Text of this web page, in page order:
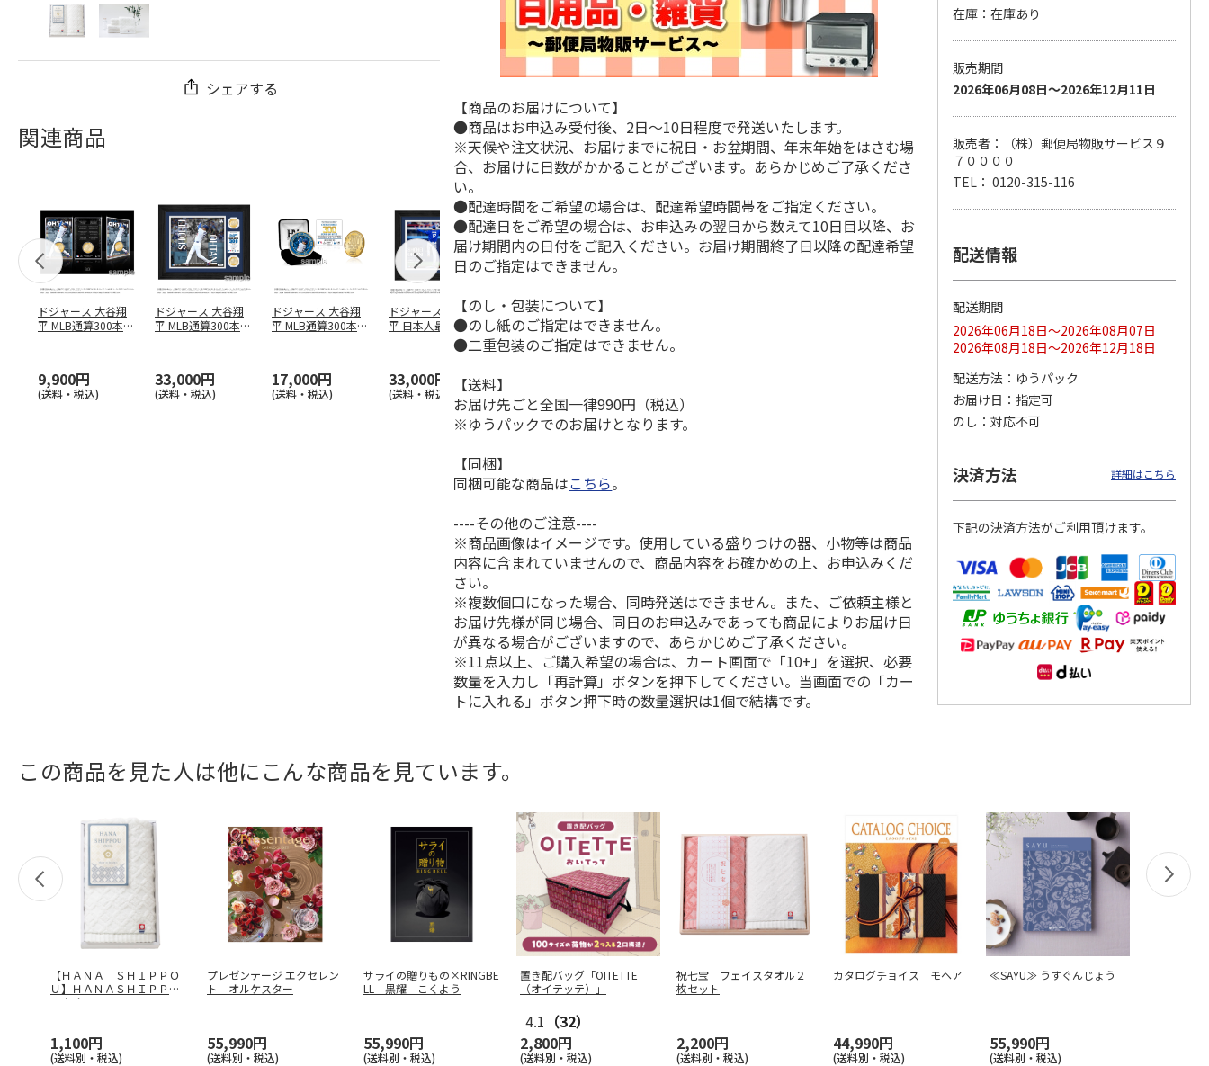
シェアする
関連商品
ドジャース 大谷翔
平 MLB通算300本塁
9,900円
(送料・税込)
ドジャース 大谷翔
平 MLB通算300本塁
33,000円
(送料・税込)
ドジャース 大谷翔
平 MLB通算300本塁
17,000円
(送料・税込)
ドジャース 大谷翔
平 日本人最多53試
合連続出塁記念 ダ
33,000円
(送料・税込)
MLB ドジャース 大
谷翔平 2026 NL 3・
4月投手…
平 日本人最多53試
合連続出塁記念 コ
イ…
ドジャース 大谷翔
平 日本人最多53試
合連続出塁記念 シ
ル…
17,000円
(送料・税込)
谷翔平 2026 NL 3・
4月投手…
【商品のお届けについて】
●商品はお申込み受付後、2日～10日程度で発送いたします。
※天候や注文状況、お届けまでに祝日・お盆期間、年末年始をはさむ場
合、お届けに日数がかかることがございます。あらかじめご了承くださ
い。
●配達時間をご希望の場合は、配達希望時間帯をご指定ください。
●配達日をご希望の場合は、お申込みの翌日から数えて10日目以降、お
届け期間内の日付をご記入ください。お届け期間終了日以降の配達希望
日のご指定はできません。
【のし・包装について】
●のし紙のご指定はできません。
●二重包装のご指定はできません。
【送料】
お届け先ごと全国一律990円（税込）
※ゆうパックでのお届けとなります。
【同梱】
同梱可能な商品はこちら。
----その他のご注意----
※商品画像はイメージです。使用している盛りつけの器、小物等は商品
内容に含まれていませんので、商品内容をお確かめの上、お申込みくだ
さい。
※複数個口になった場合、同時発送はできません。また、ご依頼主様と
お届け先様が同じ場合、同日のお申込みであっても商品によりお届け日
が異なる場合がございますので、あらかじめご了承ください。
※11点以上、ご購入希望の場合は、カート画面で「10+」を選択、必要
数量を入力し「再計算」ボタンを押下してください。当画面での「カー
トに入れる」ボタン押下時の数量選択は1個で結構です。
在庫：在庫あり
販売期間
2026年06月08日～2026年12月11日
販売者：（株）郵便局物販サービス９
７００００
TEL： 0120-315-116
配送情報
配送期間
2026年06月18日～2026年08月07日
2026年08月18日～2026年12月18日
配送方法
ゆうパック
お届け日
指定可
のし
対応不可
決済方法 詳細はこちら
下記の決済方法がご利用頂けます。
この商品を見た人は他にこんな商品を見ています。
【ＨＡＮＡ ＳＨＩＰＰＯ
Ｕ】ＨＡＮＡＳＨＩＰＰＯ
Ｕタオル
1,100円
(送料別・税込)
プレゼンテージ エクセレン
ト オルケスター
55,990円
(送料別・税込)
サライの贈りもの×RINGBE
LL 黒耀 こくよう
55,990円
(送料別・税込)
置き配バッグ「OITETTE
（オイテッテ）」
4.1 （32）
2,800円
(送料別・税込)
祝七宝 フェイスタオル２
枚セット
2,200円
(送料別・税込)
カタログチョイス モヘア
44,990円
(送料別・税込)
≪SAYU≫ うすぐんじょう
55,990円
(送料別・税込)